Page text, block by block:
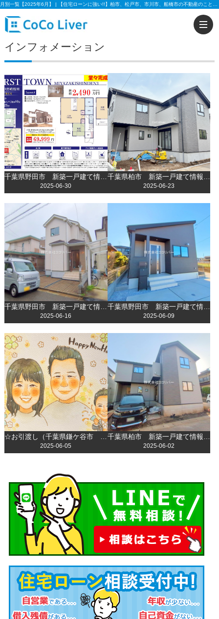
インフォメーション
千葉県野田市 新築一戸建て情報更新いたしました！
2025-06-30 2025-06-23
千葉県野田市 新築一戸建て情報更新いたしました！
2025-06-16
千葉県野田市 新築一戸建て情報更新いたしました！
2025-06-09
2025-06-05 2025-06-02